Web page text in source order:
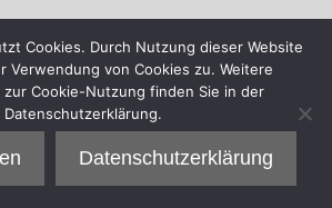
Cookies. Durch Nutzung dieser Website
Verwendung von Cookies zu. Weitere
zur Cookie-Nutzung finden Sie in der
Datenschutzerklärung.
Datenschutzerklärung